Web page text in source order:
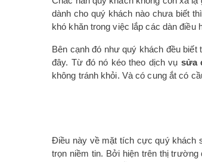
dành cho quý khách nào chưa biết
khó khăn trong việc lắp các dàn điều
Bên cạnh đó như quý khách đều
đây. Từ đó nó kéo theo dịch vụ sửa
không tránh khỏi. Và có cung ắt có
Điều này về mặt tích cực quý khách
trọn niềm tin. Bởi hiện trên thị